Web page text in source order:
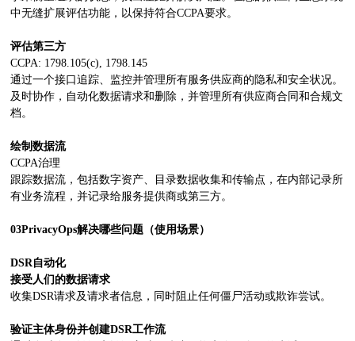
中无缝扩展评估功能，以保持符合CCPA要求。
评估第三方
CCPA: 1798.105(c), 1798.145
通过一个接口追踪、监控并管理所有服务供应商的隐私和安全状况。
及时协作，自动化数据请求和删除，并管理所有供应商合同和合规文
档。
绘制数据流
CCPA治理
跟踪数据流，包括数字资产、目录数据收集和传输点，在内部记录所
有业务流程，并记录给服务提供商或第三方。
03PrivacyOps解决哪些问题（使用场景）
DSR自动化
接受人们的数据请求
收集DSR请求及请求者信息，同时阻止任何僵尸活动或欺诈尝试。
验证主体身份并创建DSR工作流